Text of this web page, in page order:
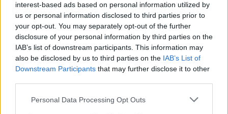
interest-based ads based on personal information utilized by
us or personal information disclosed to third parties prior to
your opt-out. You may separately opt-out of the further
disclosure of your personal information by third parties on the
IAB’s list of downstream participants. This information may
also be disclosed by us to third parties on the IAB’s List of
Downstream Participants that may further disclose it to other
Please note that this website/app uses one or more Google
Personal Data Processing Opt Outs
Ricevi le nostre ultime news
daGoogle News